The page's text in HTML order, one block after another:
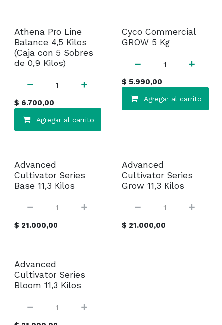
Athena Pro Line
Balance 4,5 Kilos
(Caja con 5 Sobres
de 0,9 Kilos)
$ 6.700,00
Agregar al carrito
¡Liquidación!
Cyco Commercial
GROW 5 Kg
$ 5.990,00
Agregar al carrito
Sin existencias
Advanced
Cultivator Series
Base 11,3 Kilos
$ 21.000,00
Sin existencias
Advanced
Cultivator Series
Grow 11,3 Kilos
$ 21.000,00
Sin existencias
Advanced
Cultivator Series
Bloom 11,3 Kilos